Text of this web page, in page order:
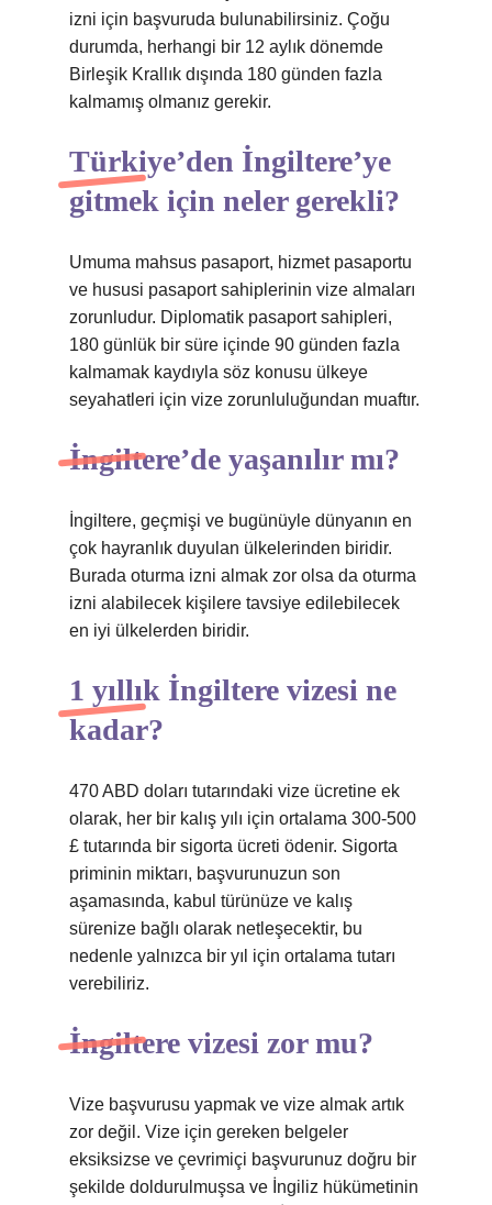
izni için başvuruda bulunabilirsiniz. Çoğu
durumda, herhangi bir 12 aylık dönemde
Birleşik Krallık dışında 180 günden fazla
kalmamış olmanız gerekir.
Türkiye’den İngiltere’ye
gitmek için neler gerekli?
Umuma mahsus pasaport, hizmet pasaportu
ve hususi pasaport sahiplerinin vize almaları
zorunludur. Diplomatik pasaport sahipleri,
180 günlük bir süre içinde 90 günden fazla
kalmamak kaydıyla söz konusu ülkeye
seyahatleri için vize zorunluluğundan muaftır.
İngiltere’de yaşanılır mı?
İngiltere, geçmişi ve bugünüyle dünyanın en
çok hayranlık duyulan ülkelerinden biridir.
Burada oturma izni almak zor olsa da oturma
izni alabilecek kişilere tavsiye edilebilecek
en iyi ülkelerden biridir.
1 yıllık İngiltere vizesi ne
kadar?
470 ABD doları tutarındaki vize ücretine ek
olarak, her bir kalış yılı için ortalama 300-500
£ tutarında bir sigorta ücreti ödenir. Sigorta
priminin miktarı, başvurunuzun son
aşamasında, kabul türünüze ve kalış
sürenize bağlı olarak netleşecektir, bu
nedenle yalnızca bir yıl için ortalama tutarı
verebiliriz.
İngiltere vizesi zor mu?
Vize başvurusu yapmak ve vize almak artık
zor değil. Vize için gereken belgeler
eksiksizse ve çevrimiçi başvurunuz doğru bir
şekilde doldurulmuşsa ve İngiliz hükümetinin